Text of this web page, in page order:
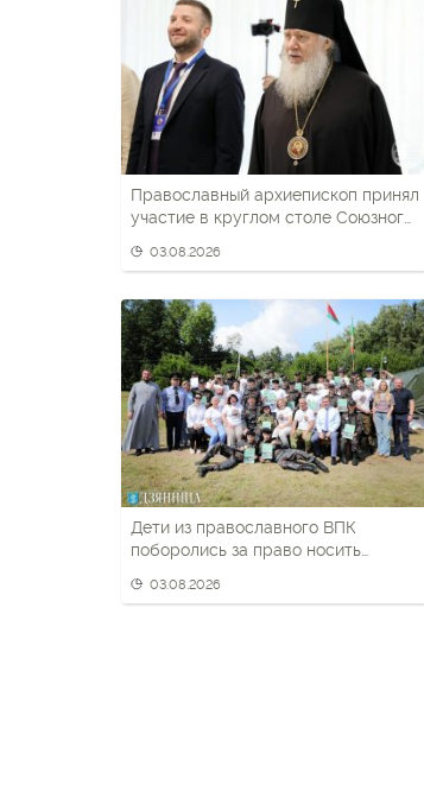
Православный архиепископ принял
участие в круглом столе Союзного
03.08.2026
Дети из православного ВПК
поборолись за право носить
03.08.2026